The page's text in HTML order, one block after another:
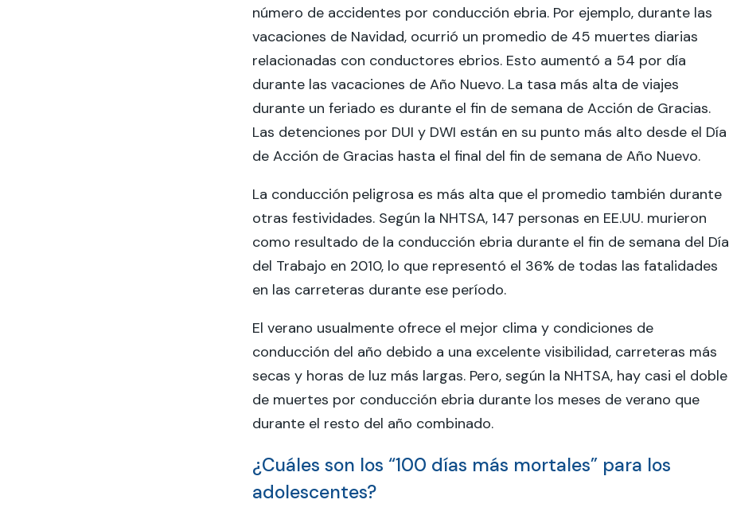
número de accidentes por conducción ebria. Por ejemplo, durante las
vacaciones de Navidad, ocurrió un promedio de 45 muertes diarias
relacionadas con conductores ebrios. Esto aumentó a 54 por día
durante las vacaciones de Año Nuevo. La tasa más alta de viajes
durante un feriado es durante el fin de semana de Acción de Gracias.
Las detenciones por DUI y DWI están en su punto más alto desde el Día
de Acción de Gracias hasta el final del fin de semana de Año Nuevo.
La conducción peligrosa es más alta que el promedio también durante
otras festividades. Según la NHTSA, 147 personas en EE.UU. murieron
como resultado de la conducción ebria durante el fin de semana del Día
del Trabajo en 2010, lo que representó el 36% de todas las fatalidades
en las carreteras durante ese período.
El verano usualmente ofrece el mejor clima y condiciones de
conducción del año debido a una excelente visibilidad, carreteras más
secas y horas de luz más largas. Pero, según la NHTSA, hay casi el doble
de muertes por conducción ebria durante los meses de verano que
durante el resto del año combinado.
¿Cuáles son los “100 días más mortales” para los
adolescentes?